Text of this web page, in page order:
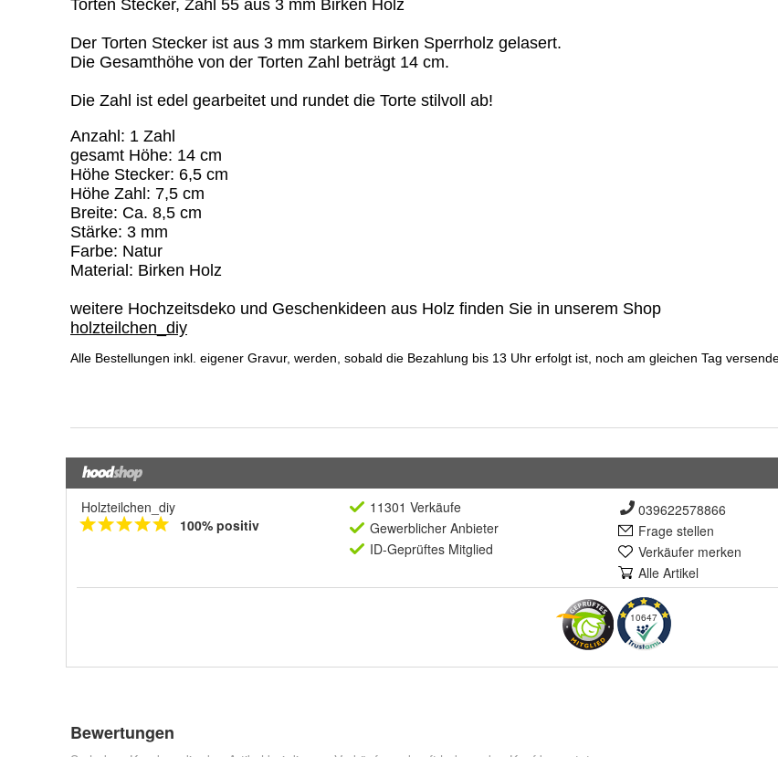
Holzteilchen_diy
100% positiv
11301 Verkäufe
Gewerblicher Anbieter
ID-Geprüftes Mitglied
039622578866
Frage stellen
Verkäufer merken
Alle Artikel
10647
Bewertungen